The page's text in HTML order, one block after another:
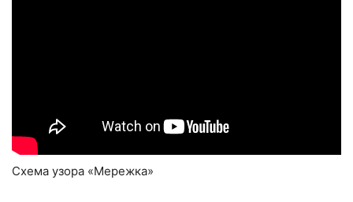
Схема узора «Мережка»